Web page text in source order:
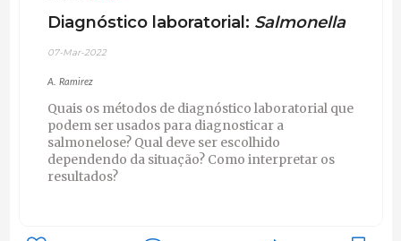
Diagnóstico laboratorial: Salmonella
07-Mar-2022
A. Ramirez
Quais os métodos de diagnóstico laboratorial que
podem ser usados para diagnosticar a
salmonelose? Qual deve ser escolhido
dependendo da situação? Como interpretar os
resultados?